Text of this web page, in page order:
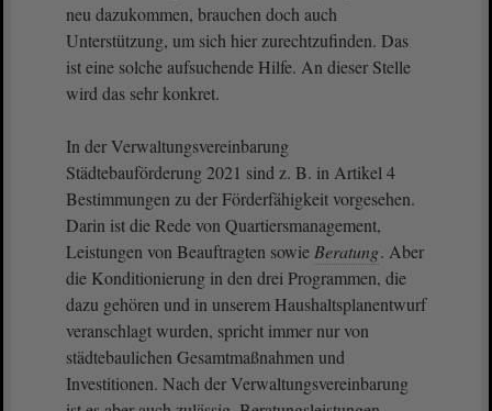
neu dazukommen, brauchen doch auch
Unterstützung, um sich hier zurechtzufinden. Das
ist eine solche aufsuchende Hilfe. An dieser Stelle
wird das sehr konkret.
In der Verwaltungsvereinbarung
Städtebauförderung 2021 sind z. B. in Artikel 4
Bestimmungen zu der Förderfähigkeit vorgesehen.
Darin ist die Rede von Quartiersmanagement,
Leistungen von Beauftragten sowie Beratung. Aber
die Konditionierung in den drei Programmen, die
dazu gehören und in unserem Haushaltsplanentwurf
veranschlagt wurden, spricht immer nur von
städtebaulichen Gesamtmaßnahmen und
Investitionen. Nach der Verwaltungsvereinbarung